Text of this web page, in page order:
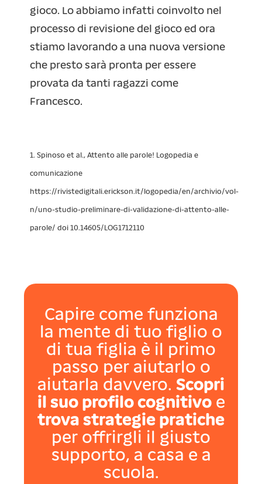
gioco. Lo abbiamo infatti coinvolto nel
processo di revisione del gioco ed ora
stiamo lavorando a una nuova versione
che presto sarà pronta per essere
provata da tanti ragazzi come
Francesco.
1. Spinoso et al., Attento alle parole! Logopedia e
comunicazione
https://rivistedigitali.erickson.it/logopedia/en/archivio/vol-
n/uno-studio-preliminare-di-validazione-di-attento-alle-
parole/ doi 10.14605/LOG1712110
Capire come funziona
la mente di tuo figlio o
di tua figlia è il primo
passo per aiutarlo o
aiutarla davvero. Scopri
il suo profilo cognitivoe
trova strategie pratiche
per offrirgli il giusto
supporto, a casa e a
scuola.